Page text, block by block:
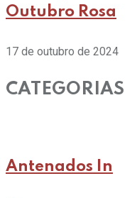
Outubro Rosa
17 de outubro de 2024
CATEGORIAS
Antenados In